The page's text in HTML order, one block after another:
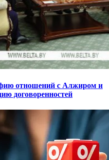
отношений с Алжиром и
договоренностей